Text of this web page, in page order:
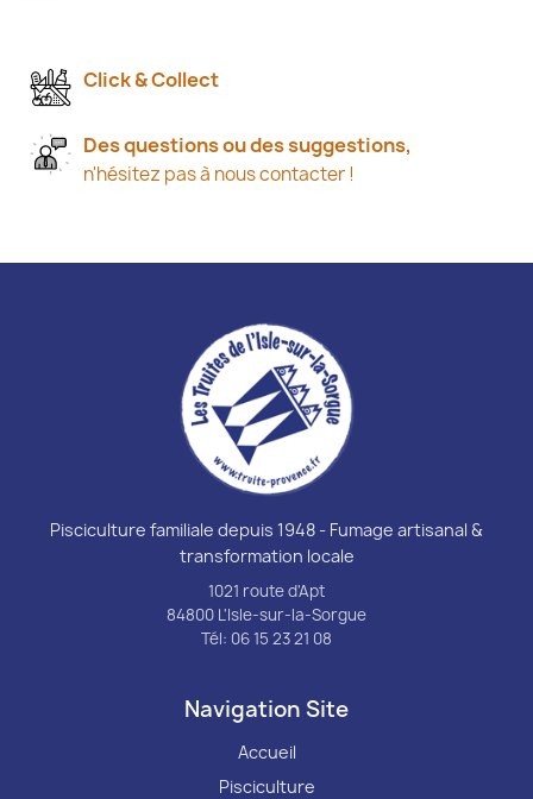
Click & Collect
Des questions ou des suggestions,
n'hésitez pas à nous contacter !
Pisciculture familiale depuis 1948 - Fumage artisanal &
transformation locale
1021 route d'Apt
84800 L'Isle-sur-la-Sorgue
Tél: 06 15 23 21 08
Navigation Site
Accueil
Pisciculture